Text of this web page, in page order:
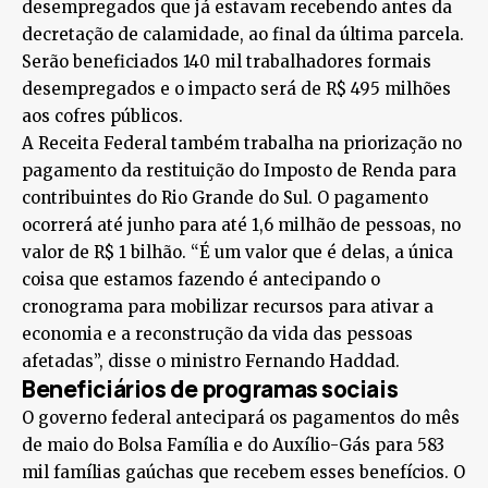
desempregados que já estavam recebendo antes da
decretação de calamidade, ao final da última parcela.
Serão beneficiados 140 mil trabalhadores formais
desempregados e o impacto será de R$ 495 milhões
aos cofres públicos.
A Receita Federal também trabalha na priorização no
pagamento da restituição do Imposto de Renda para
contribuintes do Rio Grande do Sul. O pagamento
ocorrerá até junho para até 1,6 milhão de pessoas, no
valor de R$ 1 bilhão. “É um valor que é delas, a única
coisa que estamos fazendo é antecipando o
cronograma para mobilizar recursos para ativar a
economia e a reconstrução da vida das pessoas
afetadas”, disse o ministro Fernando Haddad.
Beneficiários de programas sociais
O governo federal antecipará os pagamentos do mês
de maio do Bolsa Família e do Auxílio-Gás para 583
mil famílias gaúchas que recebem esses benefícios. O